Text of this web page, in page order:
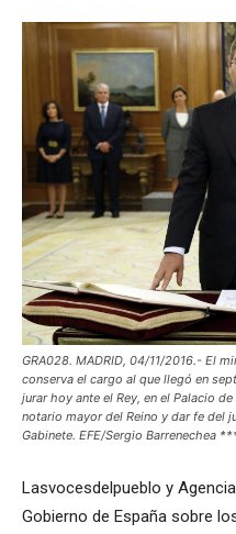
GRA028. MADRID, 04/11/2016.- El
conserva el cargo al que llegó en
jurar hoy ante el Rey, en el Palacio
notario mayor del Reino y dar fe del
Gabinete. EFE/Sergio Barrenechea
Lasvocesdelpueblo y
Gobierno de España sobre